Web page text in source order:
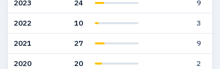
2023 24 9
2022 10 3
2021 27 9
2020 20 2